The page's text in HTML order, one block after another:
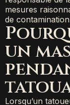
mesures
de
un
Lorsqu’un